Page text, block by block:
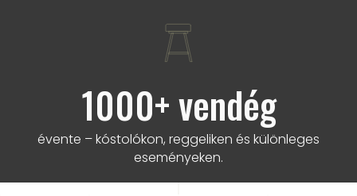
1000+ vendég
évente – kóstolókon, reggeliken és különleges
eseményeken.